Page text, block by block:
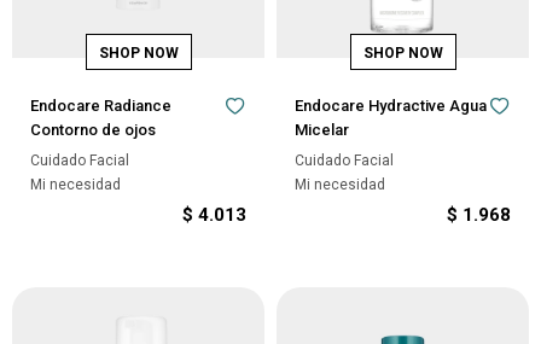
Endocare Radiance
Contorno de ojos
Cuidado Facial
Mi necesidad
$ 4.013
Endocare Hydractive Agua
Micelar
Cuidado Facial
Mi necesidad
$ 1.968